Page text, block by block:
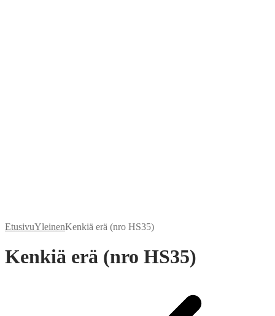
EtusivuYleinenKenkiä erä (nro HS35)
Kenkiä erä (nro HS35)